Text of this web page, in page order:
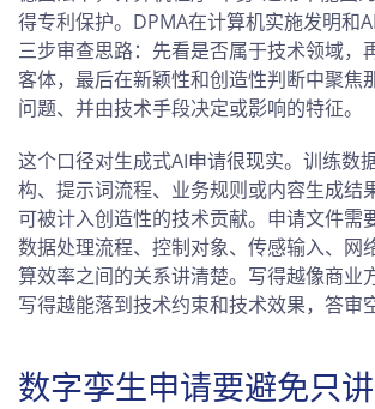
得专利保护。DPMA在计算机实施发明和
三步审查思路：先看是否属于技术领域，
客体，最后在新颖性和创造性判断中聚焦
问题、并由技术手段决定或影响的特征。
这个口径对生成式AI申请很现实。训练数
构、提示词流程、业务规则或内容生成结
可被计入创造性的技术贡献。申请文件需
数据处理流程、控制对象、传感输入、网
算效率之间的关系讲清楚。写得越像商业
写得越能落到技术约束和技术效果，答审
数字孪生申请要避免只